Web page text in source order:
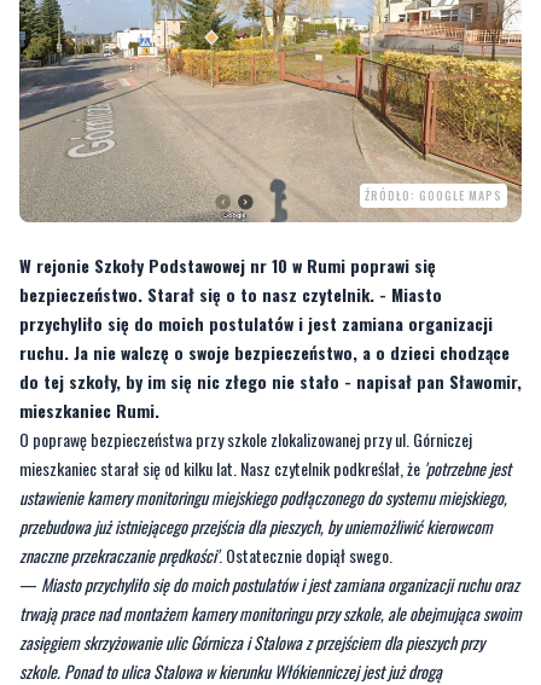
ŹRÓDŁO: GOOGLE MAPS
W rejonie Szkoły Podstawowej nr 10 w Rumi poprawi się
bezpieczeństwo. Starał się o to nasz czytelnik. - Miasto
ruchu. Ja nie walczę o swoje bezpieczeństwo, a o dzieci chodzące
do tej szkoły, by im się nic złego nie stało - napisał pan Sławomir,
mieszkaniec Rumi.
O poprawę bezpieczeństwa przy szkole zlokalizowanej przy ul. Górniczej
mieszkaniec starał się od kilku lat. Nasz czytelnik podkreślał, że'potrzebne jest
ustawienie kamery monitoringu miejskiego podłączonego do systemu miejskiego,
przebudowa już istniejącego przejścia dla pieszych, by uniemożliwić kierowcom
znaczne przekraczanie prędkości'. Ostatecznie dopiął swego.
—Miasto przychyliło się do moich postulatów i jest zamiana organizacji ruchu oraz
trwają prace nad montażem kamery monitoringu przy szkole, ale obejmująca swoim
zasięgiem skrzyżowanie ulic Górnicza i Stalowa z przejściem dla pieszych przy
szkole. Ponad to ulica Stalowa w kierunku Włókienniczej jest już drogą
jednokierunkową, a tą ulicą dzieci przechodzą ze szkoły do biblioteki miejskiej po
zajęciach lekcyjnych oczekując na swoich rodziców- mówi mieszkaniec.